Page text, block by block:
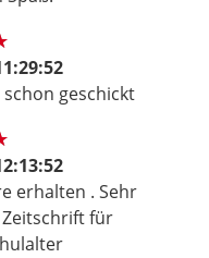
geschickt
erhalten . Sehr
für